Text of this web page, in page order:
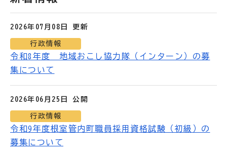
2026年07月08日 更新
行政情報
令和8年度 地域おこし協力隊（インターン）の募
集について
2026年06月25日 公開
行政情報
令和9年度根室管内町職員採用資格試験（初級）の
募集について